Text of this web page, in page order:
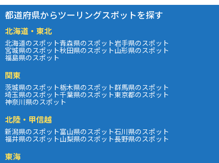
都道府県からツーリングスポットを探す
北海道・東北
北海道のスポット青森県のスポット岩手県のスポット
宮城県のスポット秋田県のスポット山形県のスポット
福島県のスポット
関東
茨城県のスポット栃木県のスポット群馬県のスポット
埼玉県のスポット千葉県のスポット東京都のスポット
神奈川県のスポット
北陸・甲信越
新潟県のスポット富山県のスポット石川県のスポット
福井県のスポット山梨県のスポット長野県のスポット
東海